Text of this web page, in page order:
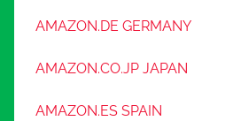
AMAZON.DE GERMANY
AMAZON.CO.JP JAPAN
AMAZON.ES SPAIN